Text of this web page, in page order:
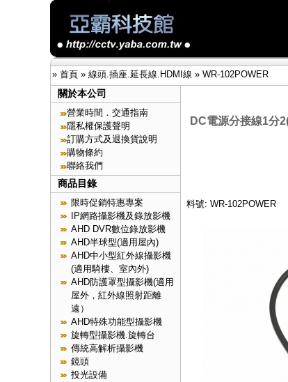
» 首頁 » 線頭.插座.延長線.HDMI線 » WR-102POWER
關於本公司
營業時間．交通指南
隱私權保護聲明
訂購方式及退換貨說明
購物條約
聯絡我們
商品目錄
限時促銷特惠專案
IP網路攝影機及錄放影機
AHD DVR數位錄放影機
AHD半球型(適用屋內)
AHD中小型紅外線攝影機
(適用騎樓、室內外)
AHD防護罩型攝影機(適用
屋外，紅外線照射距離
遠）
AHD特殊功能型攝影機
旋轉型攝影機.旋轉台
傳統高解析攝影機
鏡頭
投光設備
DC電源分接線1分
料號: WR-102POWER